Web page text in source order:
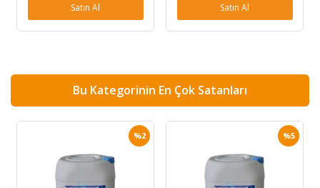
Satın Al Satın Al
Bu Kategorinin En Çok Satanları
%2 %5